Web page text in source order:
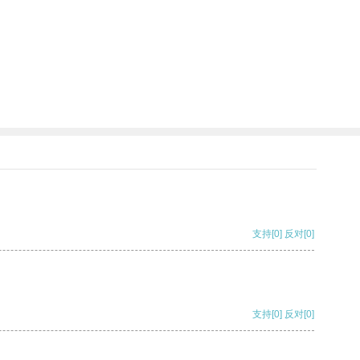
支持[0] 反对[0]
支持[0] 反对[0]